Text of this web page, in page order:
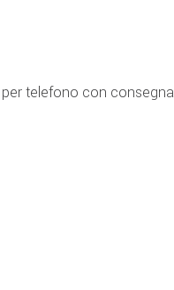
telefono con consegna